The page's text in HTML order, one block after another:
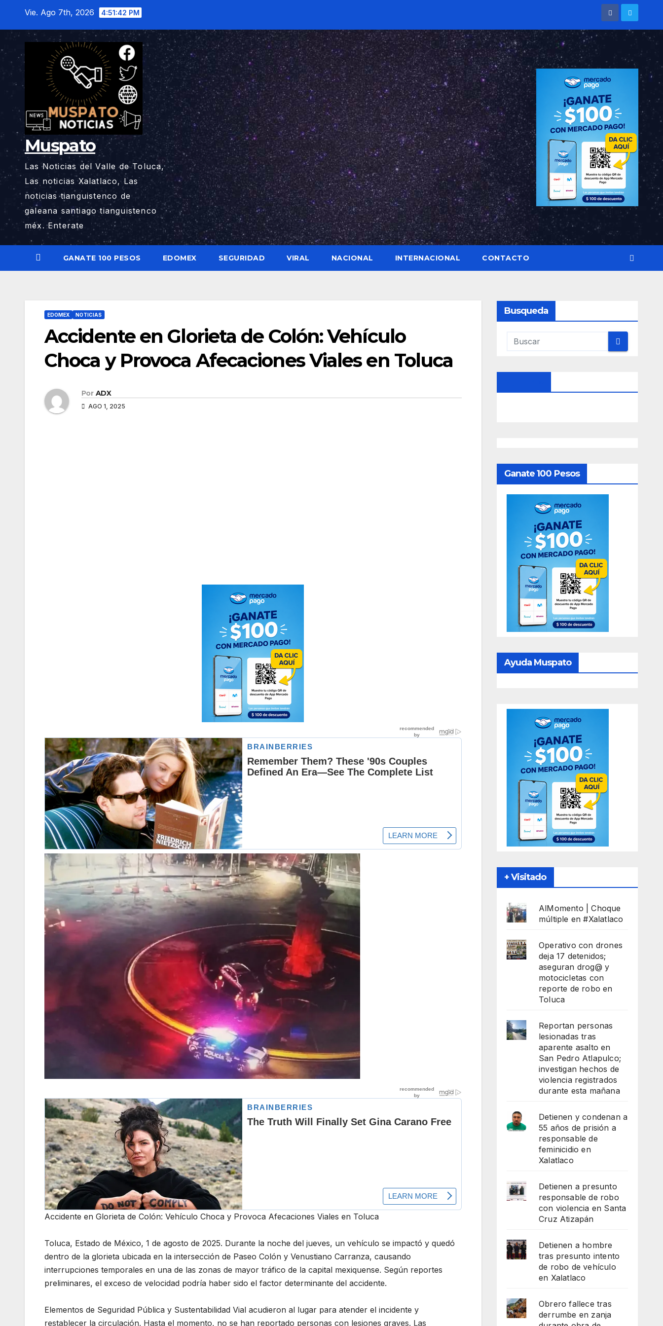
contenido
Vie. Ago 7th, 2026 4:51:43 PM
Muspato
Las Noticias del Valle de Toluca,
Las noticias Xalatlaco, Las
noticias tianguistenco de
galeana santiago tianguistenco
méx. Enterate
GANATE 100 PESOS EDOMEX SEGURIDAD VIRAL NACIONAL INTERNACIONAL CONTACTO
EDOMEX NOTICIAS
Accidente en Glorieta de Colón: Vehículo
Choca y Provoca Afecaciones Viales en Toluca
Por ADX
AGO 1, 2025
Accidente en Glorieta de Colón: Vehículo Choca y Provoca Afecaciones Viales en Toluca
Toluca, Estado de México, 1 de agosto de 2025. Durante la noche del jueves, un vehículo se impactó y quedó
dentro de la glorieta ubicada en la intersección de Paseo Colón y Venustiano Carranza, causando
interrupciones temporales en una de las zonas de mayor tráfico de la capital mexiquense. Según reportes
preliminares, el exceso de velocidad podría haber sido el factor determinante del accidente.
Elementos de Seguridad Pública y Sustentabilidad Vial acudieron al lugar para atender el incidente y
restablecer la circulación. Hasta el momento, no se han reportado personas con lesiones graves. Las
Busqueda
Ganate 100 Pesos
Ayuda Muspato
+ Visitado
AlMomento | Choque
múltiple en #Xalatlaco
Operativo con drones
deja 17 detenidos;
aseguran drog@ y
motocicletas con
reporte de robo en
Toluca
Reportan personas
lesionadas tras
aparente asalto en
San Pedro Atlapulco;
investigan hechos de
violencia registrados
durante esta mañana
Detienen y condenan a
55 años de prisión a
responsable de
feminicidio en
Xalatlaco
Detienen a presunto
responsable de robo
con violencia en Santa
Cruz Atizapán
Detienen a hombre
tras presunto intento
de robo de vehículo
en Xalatlaco
Obrero fallece tras
derrumbe en zanja